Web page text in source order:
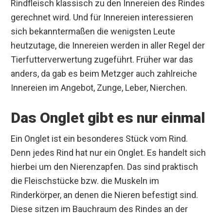
Rindfleisch klassisch zu den Innereien des Rindes
gerechnet wird. Und für Innereien interessieren
sich bekanntermaßen die wenigsten Leute
heutzutage, die Innereien werden in aller Regel der
Tierfutterverwertung zugeführt. Früher war das
anders, da gab es beim Metzger auch zahlreiche
Innereien im Angebot, Zunge, Leber, Nierchen.
Das Onglet gibt es nur einmal
Ein Onglet ist ein besonderes Stück vom Rind.
Denn jedes Rind hat nur ein Onglet. Es handelt sich
hierbei um den Nierenzapfen. Das sind praktisch
die Fleischstücke bzw. die Muskeln im
Rinderkörper, an denen die Nieren befestigt sind.
Diese sitzen im Bauchraum des Rindes an der